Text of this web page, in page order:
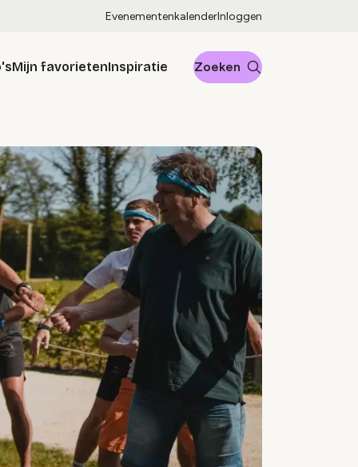
EvenementenkalenderInloggen
Mijn favorietenInspiratie Zoeken